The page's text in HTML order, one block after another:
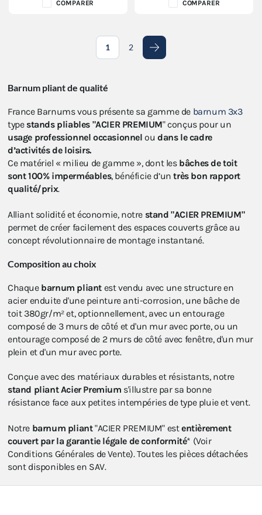
COMPARER COMPARER
1 2 Suivant
Barnum pliant de qualité
France Barnums vous présente sa gamme de barnum 3x3
type stands pliables "ACIER PREMIUM" conçus pour un
usage professionnel occasionneloudans le cadre
d’activités de loisirs.
Ce matériel « milieu de gamme », dont les bâches de toit
sont100% imperméables, bénéficie d’un très bon rapport
qualité/prix.
Alliant solidité et économie, notre stand "ACIER PREMIUM"
permet de créer facilement des espaces couverts grâce au
concept révolutionnaire de montage instantané.
Composition au choix
Chaquebarnum pliant est vendu avec une structure en
acier enduite d'une peinture anti-corrosion, une bâche de
toit 380gr/m² et, optionnellement, avec un entourage
composé de 3 murs de côté et d'un mur avec porte, ou un
entourage composé de 2 murs de côté avec fenêtre, d'un mur
plein et d'un mur avec porte.
Conçue avec des matériaux durables et résistants, notre
stand pliant Acier Premium s'illustre par sa bonne
résistance face aux petites intempéries de type pluie et vent.
Notre barnum pliant"ACIER PREMIUM" estentièrement
couvert par la garantie légale de conformité* (Voir
Conditions Générales de Vente). Toutes les pièces détachées
sont disponibles en SAV.